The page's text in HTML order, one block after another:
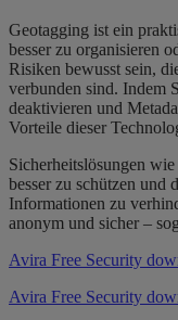
Geotagging ist ein
besser zu organisieren
Risiken bewusst sein,
verbunden sind. Indem
deaktivieren und
Vorteile dieser
Sicherheitslösungen wie
besser zu schützen und
Informationen zu
anonym und sicher –
Avira Free Security
Avira Free Security